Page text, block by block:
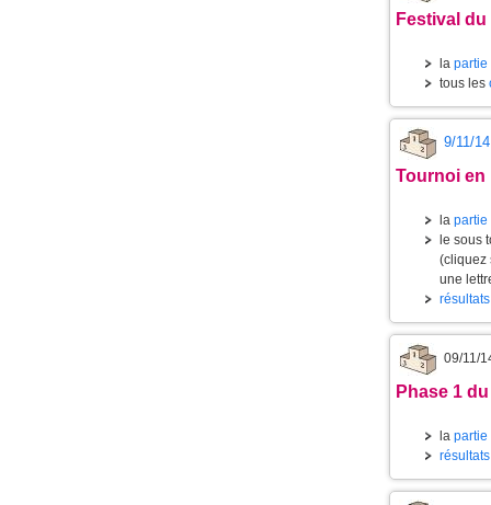
Festival du
la partie
tous les
9/11/
Tournoi en
la partie
le sous
(cliquez
une
09/11/
Phase 1
la partie